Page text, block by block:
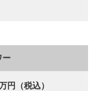
ー
円（税込）